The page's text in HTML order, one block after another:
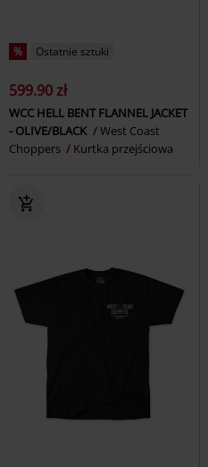
% Ostatnie sztuki
599.90 zł
WCC HELL BENT FLANNEL JACKET
- OLIVE/BLACK
West Coast
Choppers
Kurtka przejściowa